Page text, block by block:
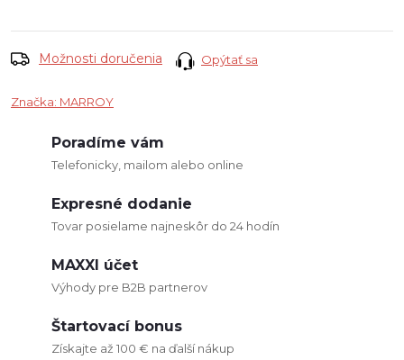
Možnosti doručenia Opýtať sa
Značka: MARROY
Poradíme vám
Telefonicky, mailom alebo online
Expresné dodanie
Tovar posielame najneskôr do 24 hodín
MAXXI účet
Výhody pre B2B partnerov
Štartovací bonus
Získajte až 100 € na ďalší nákup